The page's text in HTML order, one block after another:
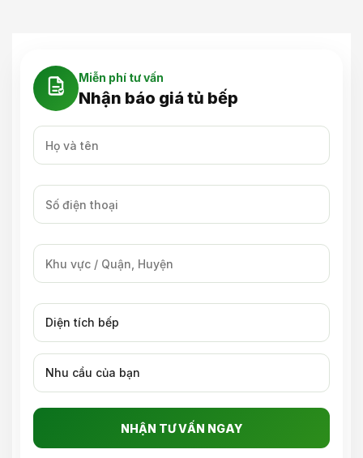
Miễn phí tư vấn
Nhận báo giá tủ bếp